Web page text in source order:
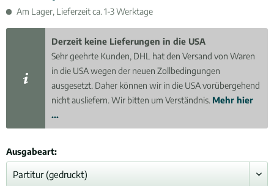
Am Lager, Lieferzeit ca. 1-3 Werktage
Derzeit keine Lieferungen in die USA
Sehr geehrte Kunden, DHL hat den Versand von Waren
in die USA wegen der neuen Zollbedingungen
ausgesetzt. Daher können wir in die USA vorübergehend
nicht ausliefern. Wir bitten um Verständnis. Mehr hier
...
Ausgabeart: